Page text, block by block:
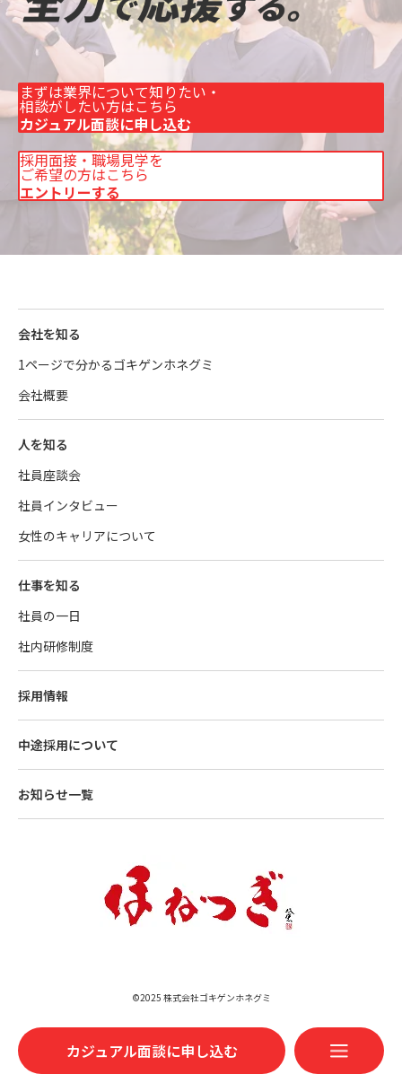
まずは業界について知りたい・
相談がしたい方はこちら
カジュアル面談に申し込む
採用面接・職場見学を
ご希望の方はこちら
エントリーする
会社を知る
1ページで分かるゴキゲンホネグミ
会社概要
人を知る
社員座談会
社員インタビュー
女性のキャリアについて
仕事を知る
社員の一日
社内研修制度
採用情報
中途採用について
お知らせ一覧
©2025 株式会社ゴキゲンホネグミ
カジュアル面談に申し込む